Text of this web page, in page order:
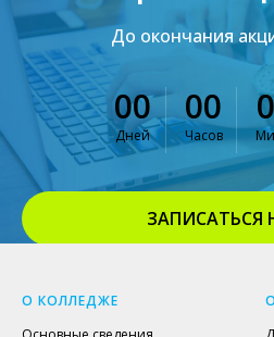
До окончания
00
Дней
00
Часов
ЗАПИСАТЬСЯ
ВЕРНУТЬСЯ К
О КОЛЛЕДЖЕ